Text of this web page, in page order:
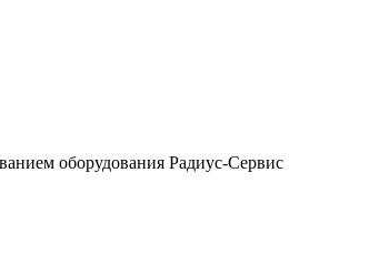
оборудования Радиус-Сервис